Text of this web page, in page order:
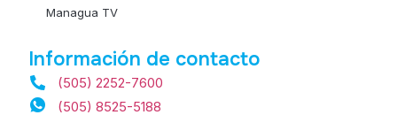
Managua TV
Información de contacto
(505) 2252-7600
(505) 8525-5188